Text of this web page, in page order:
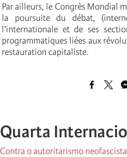
Par ailleurs, le Congrès Mondial
la poursuite du débat,
l’internationale et de ses
programmatiques liées aux
restauration capitaliste.
Quarta
Contra o autoritarismo